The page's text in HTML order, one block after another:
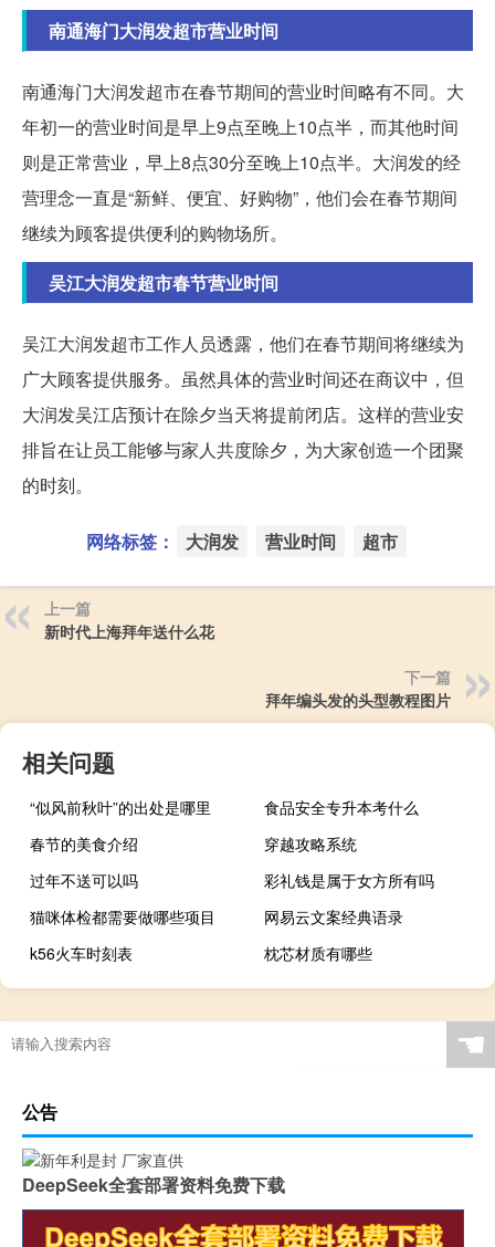
南通海门大润发超市营业时间
南通海门大润发超市在春节期间的营业时间略有不同。大
年初一的营业时间是早上9点至晚上10点半，而其他时间
则是正常营业，早上8点30分至晚上10点半。大润发的经
营理念一直是“新鲜、便宜、好购物”，他们会在春节期间
继续为顾客提供便利的购物场所。
吴江大润发超市春节营业时间
吴江大润发超市工作人员透露，他们在春节期间将继续为
广大顾客提供服务。虽然具体的营业时间还在商议中，但
大润发吴江店预计在除夕当天将提前闭店。这样的营业安
排旨在让员工能够与家人共度除夕，为大家创造一个团聚
的时刻。
网络标签： 大润发 营业时间 超市
上一篇
新时代上海拜年送什么花
下一篇
拜年编头发的头型教程图片
相关问题
“似风前秋叶”的出处是哪里
食品安全专升本考什么
春节的美食介绍
穿越攻略系统
过年不送可以吗
彩礼钱是属于女方所有吗
猫咪体检都需要做哪些项目
网易云文案经典语录
k56火车时刻表
枕芯材质有哪些
☚
公告
DeepSeek全套部署资料免费下载